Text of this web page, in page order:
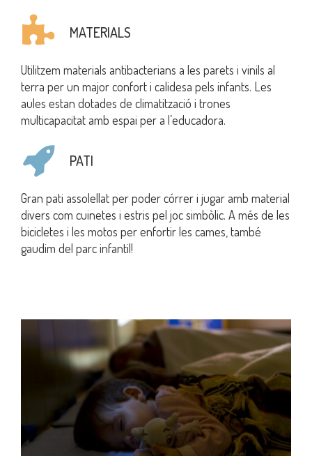
MATERIALS
Utilitzem materials antibacterians a les parets i vinils al
terra per un major confort i calidesa pels infants. Les
aules estan dotades de climatització i trones
multicapacitatamb espai per a l’educadora.
PATI
Gran pati assolellatper podercórrer i jugaramb material
divers com cuinetes i estris pel joc simbòlic. A més de les
bicicletes i les motos per enfortir les cames, també
gaudim del parc infantil!